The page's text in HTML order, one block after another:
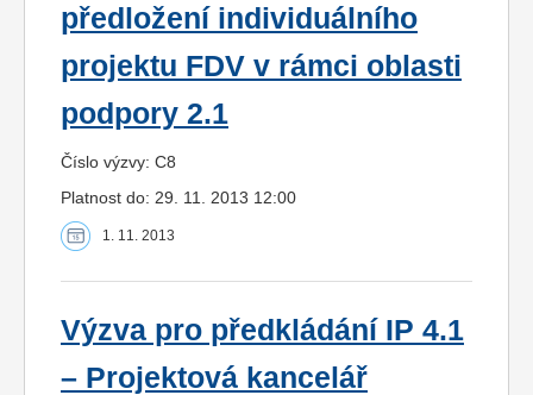
předložení individuálního
projektu FDV v rámci oblasti
podpory 2.1
Číslo výzvy: C8
Platnost do: 29. 11. 2013 12:00
1. 11. 2013
Výzva pro předkládání IP 4.1
– Projektová kancelář